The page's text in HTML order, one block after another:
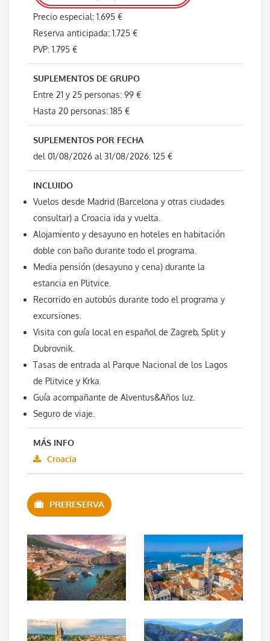
Precio especial: 1.695 €
Reserva anticipada: 1.725 €
PVP: 1.795 €
SUPLEMENTOS DE GRUPO
Entre 21 y 25 personas: 99 €
Hasta 20 personas: 185 €
SUPLEMENTOS POR FECHA
del 01/08/2026 al 31/08/2026: 125 €
INCLUIDO
Vuelos desde Madrid (Barcelona y otras ciudades
consultar) a Croacia ida y vuelta.
Alojamiento y desayuno en hoteles en habitación
doble con baño durante todo el programa.
Media pensión (desayuno y cena) durante la
estancia en Plitvice.
Recorrido en autobús durante todo el programa y
excursiones.
Visita con guía local en español de Zagreb, Split y
Dubrovnik.
Tasas de entrada al Parque Nacional de los Lagos
de Plitvice y Krka.
Guía acompañante de Alventus&Años luz.
Seguro de viaje.
MÁS INFO
Croacia
PRERESERVA